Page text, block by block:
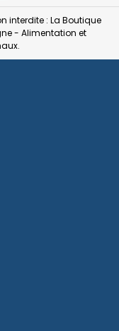
interdite : La Boutique
- Alimentation et